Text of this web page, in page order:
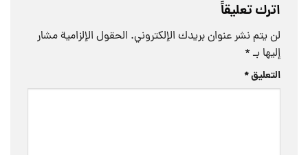
اترك تعليقاً
لن يتم نشر عنوان بريدك الإلكتروني. الحقول الإلزامية مشار
إليها بـ *
التعليق*